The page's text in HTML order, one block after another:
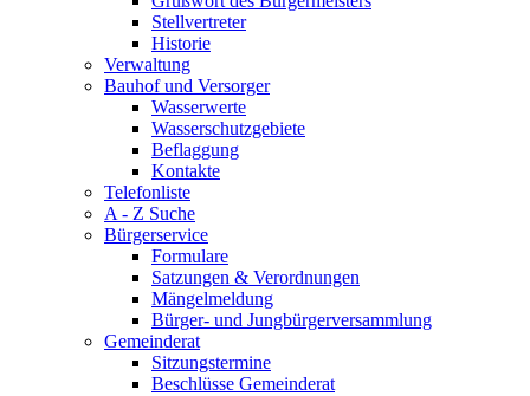
Stellvertreter
Historie
Verwaltung
Bauhof und Versorger
Wasserwerte
Wasserschutzgebiete
Beflaggung
Kontakte
Telefonliste
A - Z Suche
Bürgerservice
Formulare
Satzungen & Verordnungen
Mängelmeldung
Bürger- und Jungbürgerversammlung
Gemeinderat
Sitzungstermine
Beschlüsse Gemeinderat